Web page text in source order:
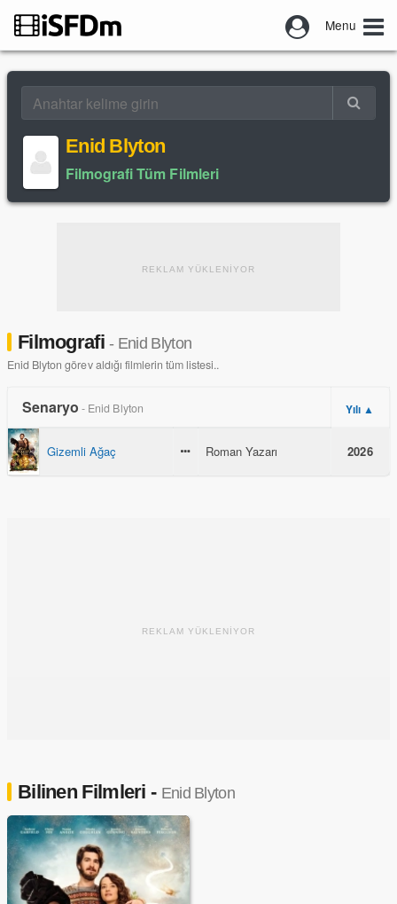
Menu
Enid Blyton
Filmografi Tüm Filmleri
REKLAM YÜKLENİYOR
Filmografi- Enid Blyton
Enid Blyton görev aldığı filmlerin tüm listesi..
Senaryo - Enid Blyton Yılı ▲
Gizemli Ağaç Roman Yazarı 2026
REKLAM YÜKLENİYOR
Bilinen Filmleri - Enid Blyton